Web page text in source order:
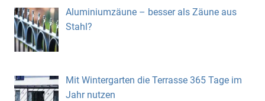
Aluminiumzäune – besser als Zäune aus
Stahl?
Mit Wintergarten die Terrasse 365 Tage im
Jahr nutzen